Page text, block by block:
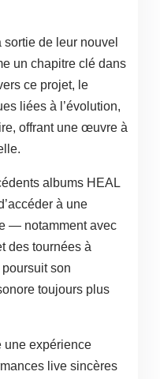
de leur nouvel
un chapitre clé dans
ce projet, le
liées à l’évolution,
offrant une œuvre à
albums HEAL
à une
— notamment avec
des tournées à
son
toujours plus
une expérience
live sincères